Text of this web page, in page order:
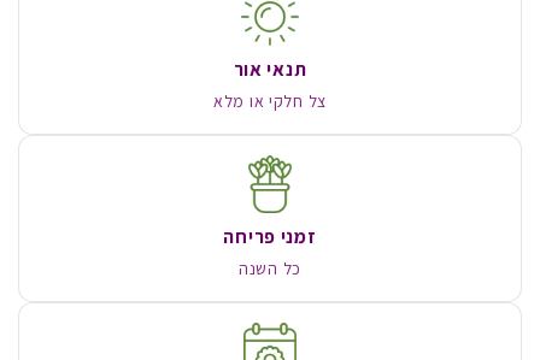
תנאי אור
צל חלקי או מלא
זמני פריחה
כל השנה